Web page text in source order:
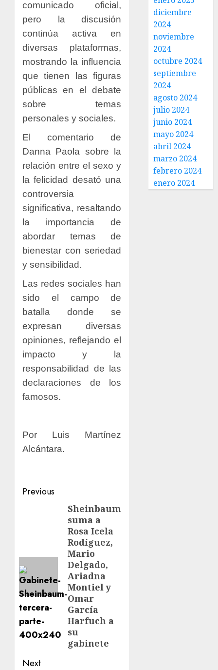
comunicado oficial,
pero la discusión
continúa activa en
diversas plataformas,
mostrando la influencia
que tienen las figuras
públicas en el debate
sobre temas
personales y sociales.
El comentario de
Danna Paola sobre la
relación entre el sexo y
la felicidad desató una
controversia
significativa, resaltando
la importancia de
abordar temas de
bienestar con seriedad
y sensibilidad.
Las redes sociales han
sido el campo de
batalla donde se
expresan diversas
opiniones, reflejando el
impacto y la
responsabilidad de las
declaraciones de los
famosos.
Por Luis Martínez
Alcántara.
Previous
Sheinbaum
suma a
Rosa Icela
Rodíguez,
Mario
Delgado,
Ariadna
Montiel y
Omar
García
Harfuch a
su
gabinete
Next
diciembre
2024
noviembre
2024
octubre 2024
septiembre
2024
agosto 2024
julio 2024
junio 2024
mayo 2024
abril 2024
marzo 2024
febrero 2024
enero 2024